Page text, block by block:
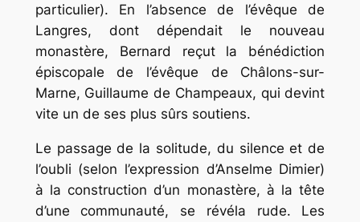
particulier). En l’absence de l’évêque de
Langres, dont dépendait le nouveau
monastère, Bernard reçut la bénédiction
épiscopale de l’évêque de Châlons-sur-
Marne, Guillaume de Champeaux, qui devint
vite un de ses plus sûrs soutiens.
Le passage de la solitude, du silence et de
l’oubli (selon l’expression d’Anselme Dimier)
à la construction d’un monastère, à la tête
d’une communauté, se révéla rude. Les